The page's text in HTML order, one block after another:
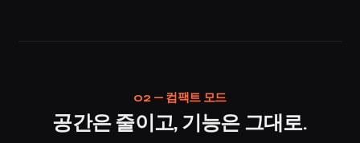
02 — 컴팩트 모드
공간은 줄이고, 기능은 그대로.